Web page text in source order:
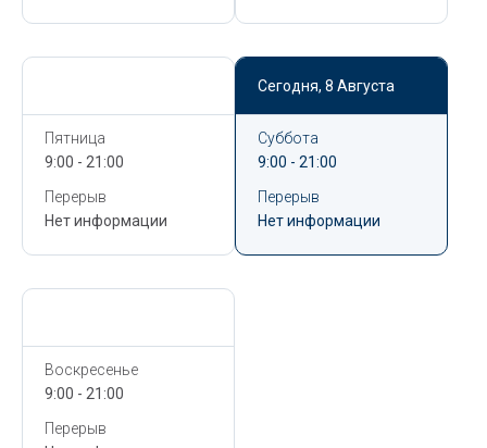
Пятница
9:00 - 21:00
Перерыв
Нет информации
Сегодня, 8 Августа
Суббота
9:00 - 21:00
Перерыв
Нет информации
Воскресенье
9:00 - 21:00
Перерыв